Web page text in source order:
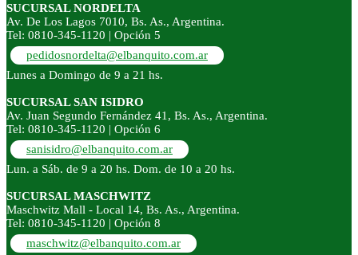
SUCURSAL NORDELTA
Av. De Los Lagos 7010, Bs. As., Argentina.
Tel: 0810-345-1120 | Opción 5
pedidosnordelta@elbanquito.com.ar
Lunes a Domingo de 9 a 21 hs.
SUCURSAL SAN ISIDRO
Av. Juan Segundo Fernández 41, Bs. As., Argentina.
Tel: 0810-345-1120 | Opción 6
sanisidro@elbanquito.com.ar
Lun. a Sáb. de 9 a 20 hs. Dom. de 10 a 20 hs.
SUCURSAL MASCHWITZ
Maschwitz Mall - Local 14, Bs. As., Argentina.
Tel: 0810-345-1120 | Opción 8
maschwitz@elbanquito.com.ar